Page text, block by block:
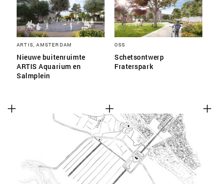
ARTIS, AMSTERDAM
Nieuwe buitenruimte
ARTIS Aquarium en
Salmplein
OSS
Schetsontwerp
Fraterspark